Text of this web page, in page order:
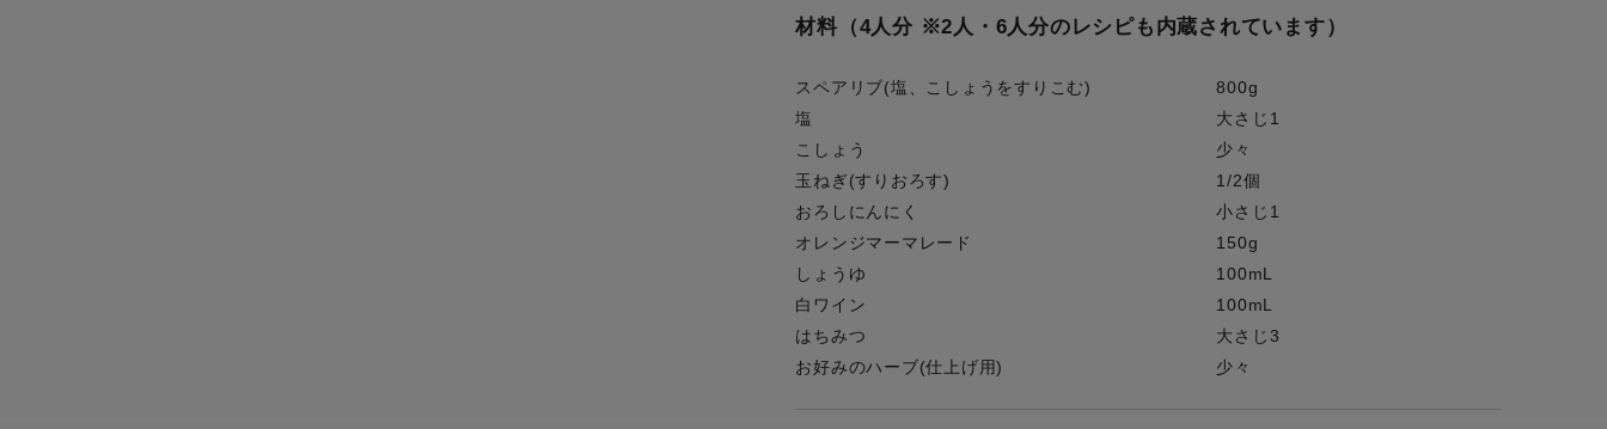
スチームアイロン
終売製品一覧
衣類スチーマーアイロン兼用タイプ
材料（4人分 ※2人・6人分のレシピも内蔵されています）
スペアリブ(塩、こしょうをすりこむ)
800g
塩
大さじ1
こしょう
少々
玉ねぎ(すりおろす)
1/2個
おろしにんにく
小さじ1
オレンジマーマレード
150g
しょうゆ
100mL
白ワイン
100mL
はちみつ
大さじ3
お好みのハーブ(仕上げ用)
少々